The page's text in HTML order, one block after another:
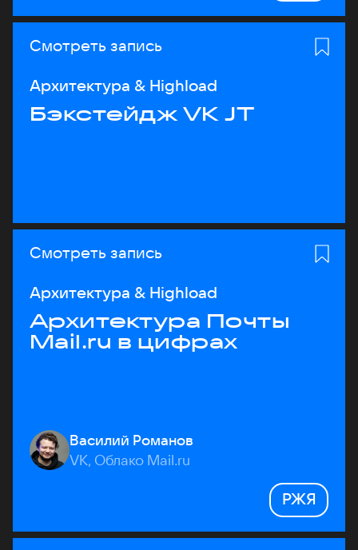
Смотреть запись
Архитектура & Highload
Бэкстейдж VK JT
Смотреть запись
Архитектура & Highload
Архитектура Почты
Mail.ru в цифрах
Василий Романов
VK, Облако Mail.ru
РЖЯ